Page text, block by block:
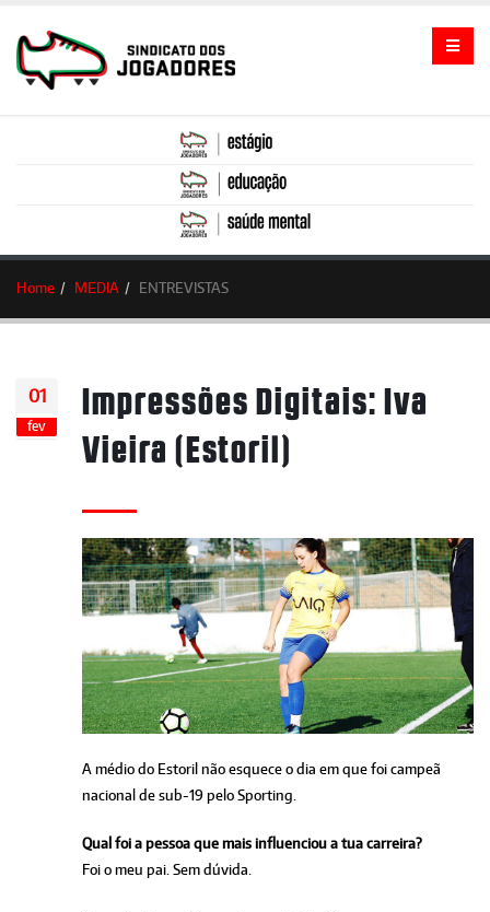
Home MEDIA ENTREVISTAS
01
fev
Impressões Digitais: Iva
Vieira (Estoril)
A médio do Estoril não esquece o dia em que foi campeã
nacional de sub-19 pelo Sporting.
Qual foi a pessoa que mais influenciou a tua carreira?
Foi o meu pai. Sem dúvida.